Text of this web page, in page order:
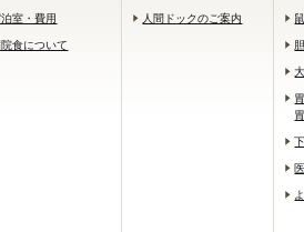
室・費用
食について
人間ドックのご案内